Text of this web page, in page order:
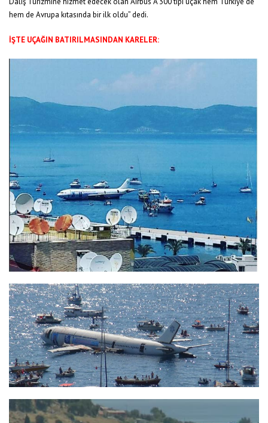
hem de Avrupa kıtasında bir ilk oldu” dedi.
İŞTE UÇAĞIN BATIRILMASINDAN KARELER: